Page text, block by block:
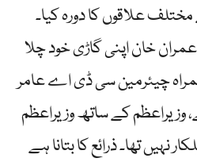
مختلف علاقوں کا دورہ کیا۔
خان اپنی گاڑی خود چلا
چیئرمین سی ڈی اے عامر
کے ساتھ وزیراعظم
نہیں تھا۔ ذرائع کا بتانا ہے